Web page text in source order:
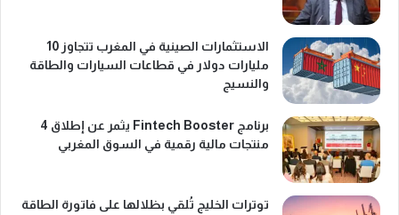
الاستثمارات الصينية في المغرب تتجاوز 10
مليارات دولار في قطاعات السيارات والطاقة
والنسيج
برنامج Fintech Booster يثمر عن إطلاق 4
منتجات مالية رقمية في السوق المغربي
توترات الخليج تُلقي بظلالها على فاتورة الطاقة